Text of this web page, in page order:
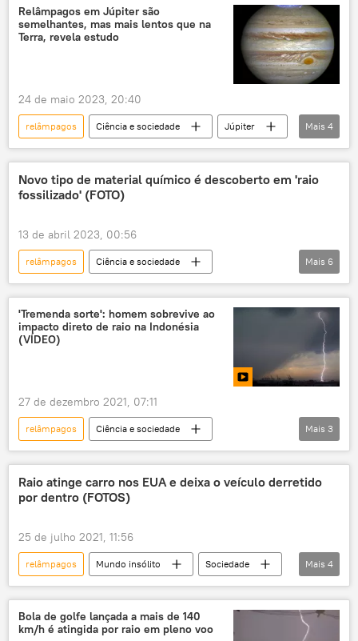
Anel de Fogo do Pacífico
Espaço
espaço distante
tempestades
desastres naturais
aquecimento global
aquecimento
clima
meio ambiente
meio-ambiente
Relâmpagos em Júpiter são
semelhantes, mas mais lentos que na
Terra, revela estudo
24 de maio 2023, 20:40
relâmpagos Ciência e sociedade
Júpiter
Juno
sonda espacial
fenômeno astronômico
astronomia
Mais 4
Novo tipo de material químico é descoberto em 'raio
fossilizado' (FOTO)
13 de abril 2023, 00:56
relâmpagos
Ciência e sociedade
Ciência e Tecnologia
descoberta
cientistas
raio
minerais
recursos minerais
Mais 6
'Tremenda sorte': homem sobrevive ao
impacto direto de raio na Indonésia
(VÍDEO)
27 de dezembro 2021, 07:11
relâmpagos
Ciência e sociedade
Mundo insólito
Indonésia raio
Mais 3
Raio atinge carro nos EUA e deixa o veículo derretido
por dentro (FOTOS)
25 de julho 2021, 11:56
relâmpagos Mundo insólito
Sociedade
Notícias
raio carro EUA
Mais 4
Bola de golfe lançada a mais de 140
km/h é atingida por raio em pleno voo